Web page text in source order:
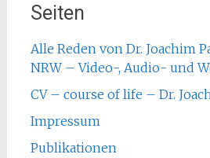
Seiten
Alle Reden von Dr. Joachim
NRW – Video-, Audio- und
CV – course of life – Dr.
Impressum
Publikationen